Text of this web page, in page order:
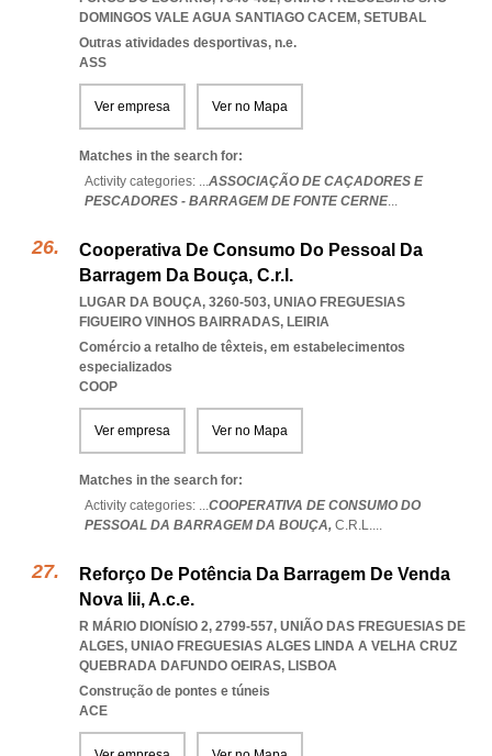
DOMINGOS VALE AGUA SANTIAGO CACEM, SETUBAL
Outras atividades desportivas, n.e.
ASS
Ver empresa Ver no Mapa
Matches in the search for:
Activity categories: ...ASSOCIAÇÃO DE CAÇADORES E
PESCADORES - BARRAGEM DE FONTE CERNE...
Cooperativa De Consumo Do Pessoal Da
Barragem Da Bouça, C.r.l.
LUGAR DA BOUÇA, 3260-503, UNIAO FREGUESIAS
FIGUEIRO VINHOS BAIRRADAS, LEIRIA
Comércio a retalho de têxteis, em estabelecimentos
especializados
COOP
Ver empresa Ver no Mapa
Matches in the search for:
Activity categories: ...COOPERATIVA DE CONSUMO DO
PESSOAL DA BARRAGEM DA BOUÇA, C.R.L....
Reforço De Potência Da Barragem De Venda
Nova Iii, A.c.e.
R MÁRIO DIONÍSIO 2, 2799-557, UNIÃO DAS FREGUESIAS DE
ALGES, UNIAO FREGUESIAS ALGES LINDA A VELHA CRUZ
QUEBRADA DAFUNDO OEIRAS, LISBOA
Construção de pontes e túneis
ACE